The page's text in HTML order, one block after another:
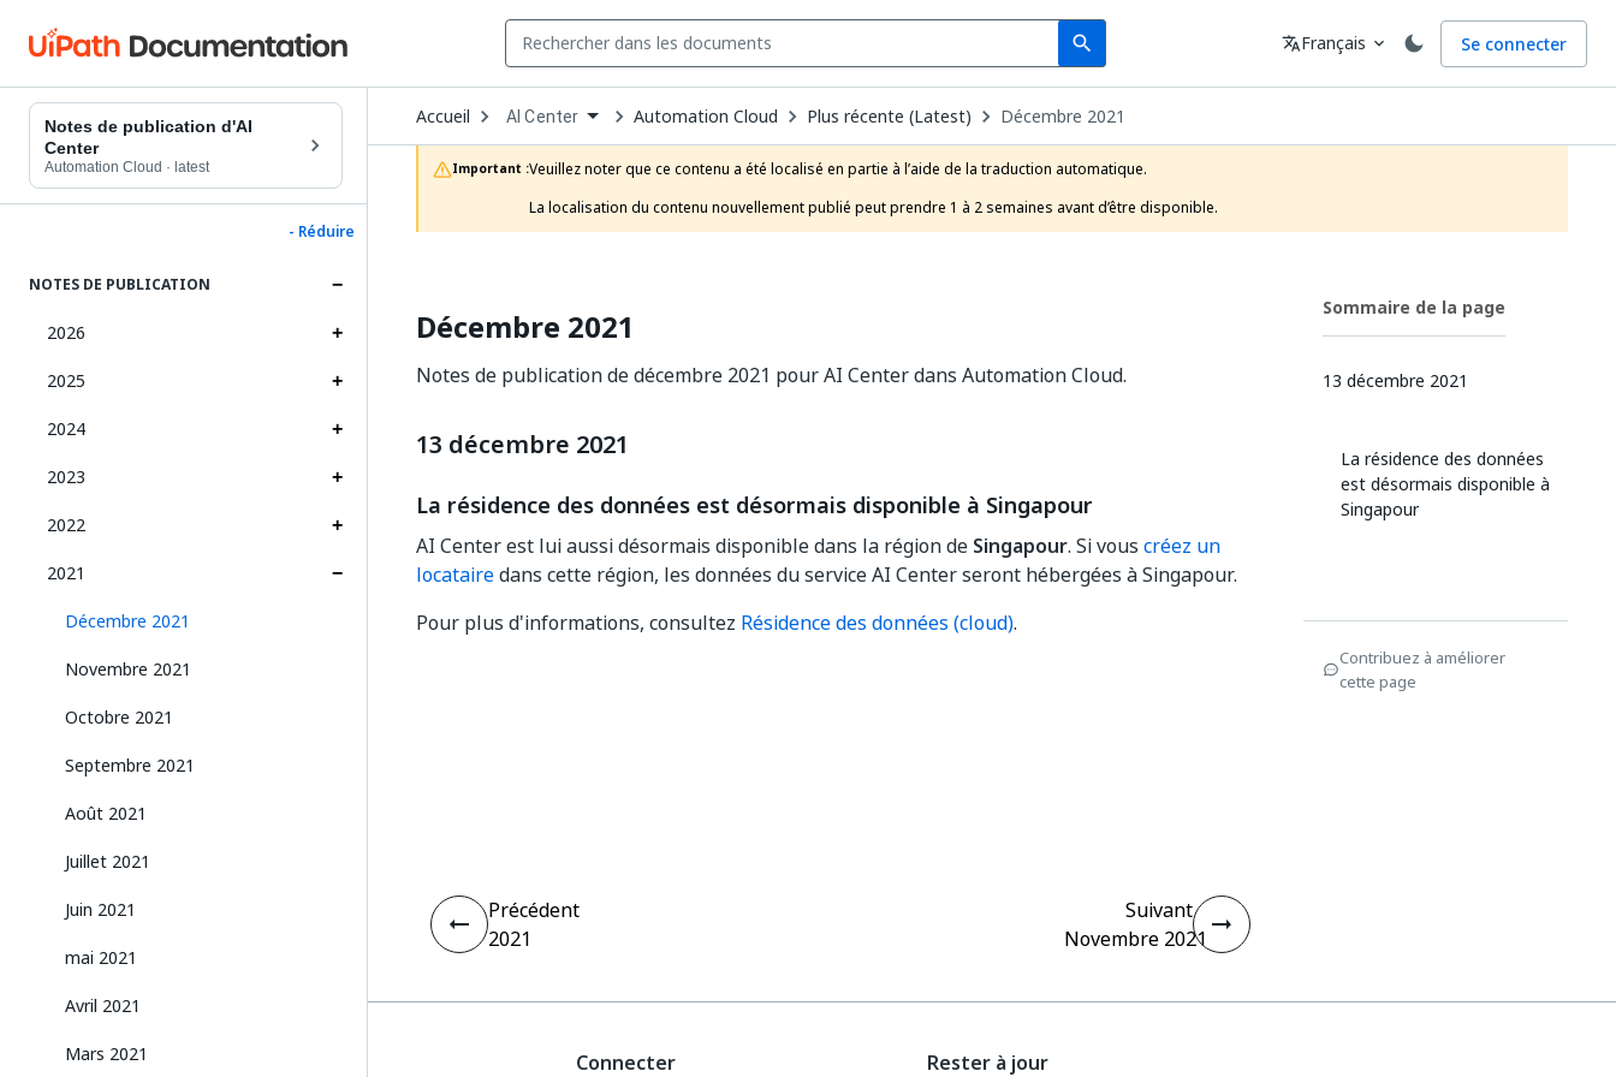
search
Search Langue
translateFrançais expand_more Se connecter
Notes de publication d'AI
Center
Automation Cloud · latest
- Réduire
NOTES DE PUBLICATION
2026
2025
2024
2023
2022
2021
Décembre 2021
Novembre 2021
Octobre 2021
Septembre 2021
Août 2021
Juillet 2021
Juin 2021
mai 2021
Avril 2021
Mars 2021
Accueil Open
Dropdown
to
choose
product
AI Center Automation Cloud Plus récente (Latest) Décembre 2021
Important :Veuillez noter que ce contenu a été localisé en partie à l’aide de la traduction automatique.
La localisation du contenu nouvellement publié peut prendre 1 à 2 semaines avant d’être disponible.
Décembre 2021
Notes de publication de décembre 2021 pour AI Center dans Automation Cloud.
13 décembre 2021
La résidence des données est désormais disponible à Singapour
AI Center est lui aussi désormais disponible dans la région de Singapour. Si vous créez un
locatairedans cette région, les données du service AI Center seront hébergées à Singapour.
Pour plus d'informations, consultez Résidence des données (cloud).
Sommaire de la page
13 décembre 2021
La résidence des données
est désormais disponible à
Singapour
Contribuez à améliorer
cette page
Précédent
2021
Suivant
Novembre 2021
Connecter Rester à jour